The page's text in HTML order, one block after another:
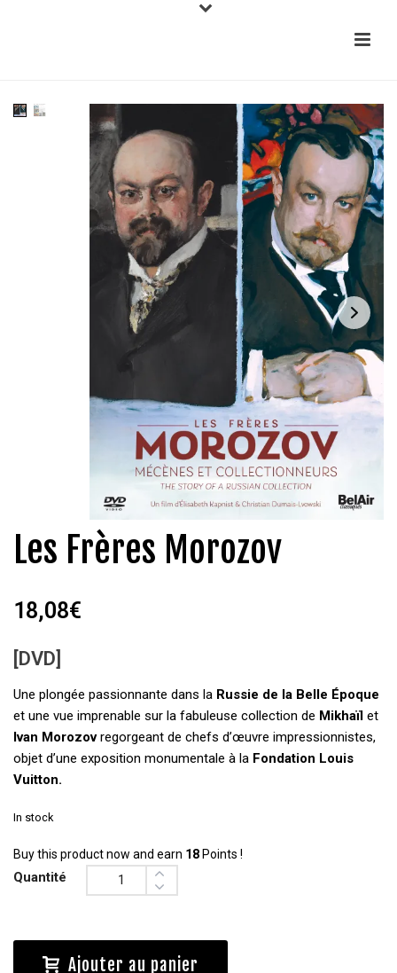
Les Frères Morozov
18,08€
[DVD]
Une plongée passionnante dans la Russie de la Belle Époque
et une vue imprenable sur la fabuleuse collection de Mikhaïl et
Ivan Morozovregorgeant de chefs d’œuvre impressionnistes,
objet d’une exposition monumentale à la Fondation Louis
Vuitton.
In stock
Buy this product now and earn 18 Points !
Quantité
Ajouter au panier